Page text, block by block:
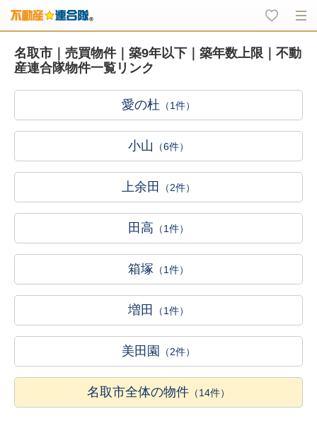
名取市｜売買物件｜築9年以下｜築年数上限｜不動
産連合隊物件一覧リンク
愛の杜 （1件）
小山 （6件）
上余田 （2件）
田高 （1件）
箱塚 （1件）
増田 （1件）
美田園 （2件）
名取市全体の物件 （14件）